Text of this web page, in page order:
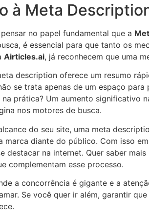
à Meta
no papel fundamental que a
é essencial para que tanto os
Airticles.ai, já reconhecem que uma
description oferece um resumo
se trata apenas de um espaço
prática? Um aumento significativo
nos motores de busca.
do seu site, uma meta
marca diante do público. Com isso
destacar na internet. Quer saber
complementam esse processo.
a concorrência é gigante e a
Se você quer ir além, garantir